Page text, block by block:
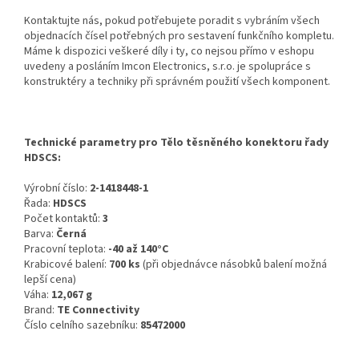
Kontaktujte nás, pokud potřebujete poradit s vybráním všech
objednacích čísel potřebných pro sestavení funkčního kompletu.
Máme k dispozici veškeré díly i ty, co nejsou přímo v eshopu
uvedeny a posláním Imcon Electronics, s.r.o. je spolupráce s
konstruktéry a techniky při správném použití všech komponent.
Technické parametry pro Tělo těsněného konektoru řady
HDSCS:
Výrobní číslo: 2-1418448-1
Řada: HDSCS
Počet kontaktů: 3
Barva: Černá
Pracovní teplota: -40 až 140°C
Krabicové balení: 700 ks (při objednávce násobků balení možná
lepší cena)
Váha: 12,067 g
Brand: TE Connectivity
Číslo celního sazebníku: 85472000